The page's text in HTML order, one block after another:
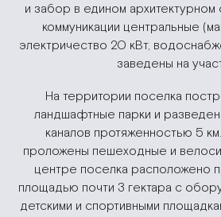
и забор в едином архитектурном
коммуникации центральные
электричество 20 кВт,
заведены на
На территории поселка
ландшафтные парки и
каналов протяженностью 5
проложены пешеходные и
центре поселка расположено
площадью почти 3 гектара с
детскими и спортивными